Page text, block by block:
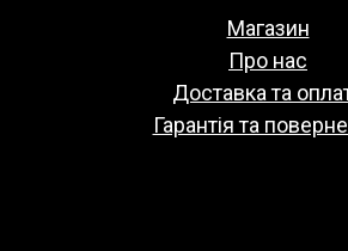
Магазин
Про нас
Доставка та
Гарантія та